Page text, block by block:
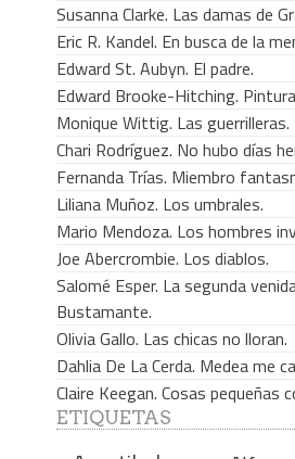
Susanna Clarke. Las damas de
Eric R. Kandel. En busca de la
Edward St. Aubyn. El padre.
Edward Brooke-Hitching.
Monique Wittig. Las guerrilleras.
Chari Rodríguez. No hubo días
Fernanda Trías. Miembro
Liliana Muñoz. Los umbrales.
Mario Mendoza. Los hombres
Joe Abercrombie. Los diablos.
Salomé Esper. La segunda
Bustamante.
Olivia Gallo. Las chicas no lloran.
Dahlia De La Cerda. Medea me
Claire Keegan. Cosas pequeñas
ETIQUETAS